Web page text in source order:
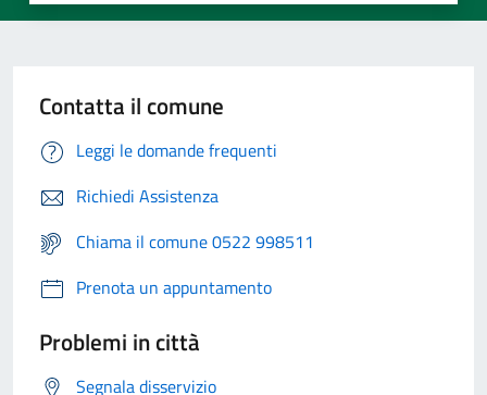
Contatta il comune
Leggi le domande frequenti
Richiedi Assistenza
Chiama il comune 0522 998511
Prenota un appuntamento
Problemi in città
Segnala disservizio